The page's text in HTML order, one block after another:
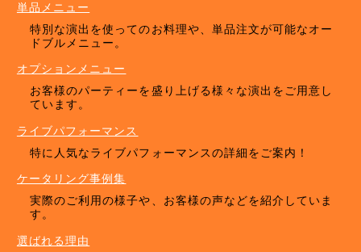
単品メニュー
特別な演出を使ってのお料理や、単品注文が可能なオー
ドブルメニュー。
オプションメニュー
お客様のパーティーを盛り上げる様々な演出をご用意し
ています。
ライブパフォーマンス
特に人気なライブパフォーマンスの詳細をご案内！
ケータリング事例集
実際のご利用の様子や、お客様の声などを紹介していま
す。
選ばれる理由